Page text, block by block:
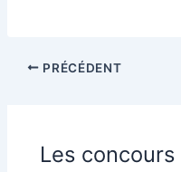
PRÉCÉDENT
Les